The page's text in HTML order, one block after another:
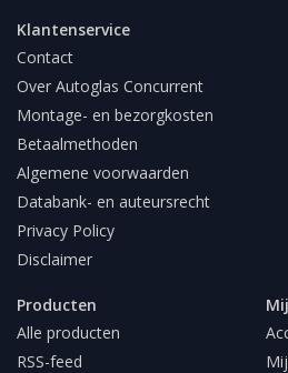
Klantenservice
Contact
Over Autoglas Concurrent
Montage- en bezorgkosten
Betaalmethoden
Algemene voorwaarden
Databank- en auteursrecht
Privacy Policy
Disclaimer
Producten
Alle producten
RSS-feed